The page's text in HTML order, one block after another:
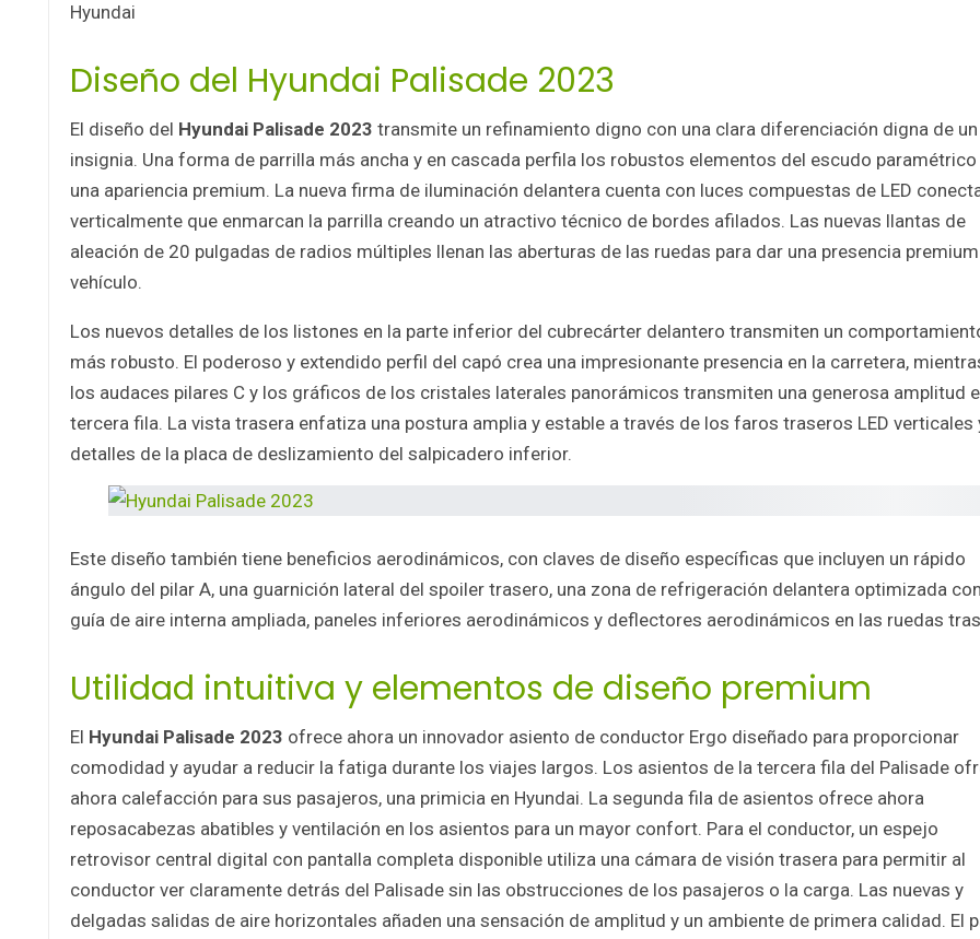
Hyundai
Diseño del Hyundai Palisade 2023
El diseño del Hyundai Palisade 2023 transmite un refinamiento digno con una clara diferenciación digna de un
insignia. Una forma de parrilla más ancha y en cascada perfila los robustos elementos del escudo paramétrico
una apariencia premium. La nueva firma de iluminación delantera cuenta con luces compuestas de LED
verticalmente que enmarcan la parrilla creando un atractivo técnico de bordes afilados. Las nuevas llantas de
aleación de 20 pulgadas de radios múltiples llenan las aberturas de las ruedas para dar una presencia
vehículo.
Los nuevos detalles de los listones en la parte inferior del cubrecárter delantero transmiten un
más robusto. El poderoso y extendido perfil del capó crea una impresionante presencia en la carretera,
los audaces pilares C y los gráficos de los cristales laterales panorámicos transmiten una generosa amplitud
tercera fila. La vista trasera enfatiza una postura amplia y estable a través de los faros traseros LED verticales
detalles de la placa de deslizamiento del salpicadero inferior.
Este diseño también tiene beneficios aerodinámicos, con claves de diseño específicas que incluyen un rápido
ángulo del pilar A, una guarnición lateral del spoiler trasero, una zona de refrigeración delantera optimizada
guía de aire interna ampliada, paneles inferiores aerodinámicos y deflectores aerodinámicos en las ruedas
Utilidad intuitiva y elementos de diseño premium
El Hyundai Palisade 2023 ofrece ahora un innovador asiento de conductor Ergo diseñado para proporcionar
comodidad y ayudar a reducir la fatiga durante los viajes largos. Los asientos de la tercera fila del Palisade
ahora calefacción para sus pasajeros, una primicia en Hyundai. La segunda fila de asientos ofrece ahora
reposacabezas abatibles y ventilación en los asientos para un mayor confort. Para el conductor, un espejo
retrovisor central digital con pantalla completa disponible utiliza una cámara de visión trasera para permitir al
conductor ver claramente detrás del Palisade sin las obstrucciones de los pasajeros o la carga. Las nuevas y
delgadas salidas de aire horizontales añaden una sensación de amplitud y un ambiente de primera calidad. El